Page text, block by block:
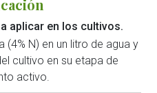
aplicar en los cultivos.
(4% N) en un litro de agua y
cultivo en su etapa de
activo.